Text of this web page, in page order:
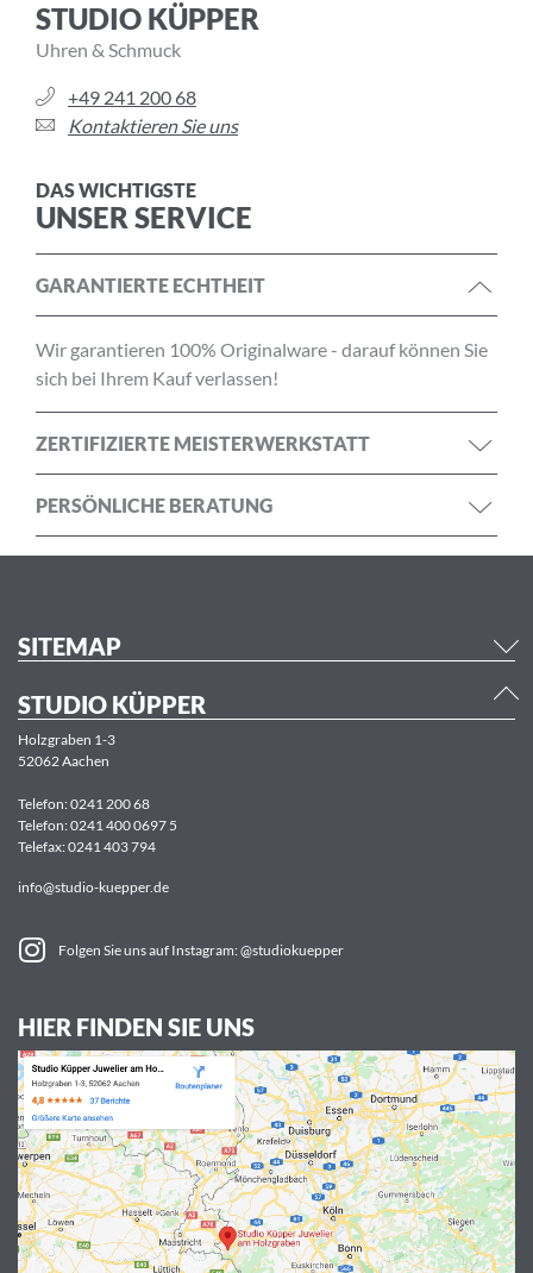
STUDIO KÜPPER
Uhren & Schmuck
+49 241 200 68
Kontaktieren Sie uns
DAS WICHTIGSTE
UNSER SERVICE
GARANTIERTE ECHTHEIT
Wir garantieren 100% Originalware - darauf können Sie
sich bei Ihrem Kauf verlassen!
ZERTIFIZIERTE MEISTERWERKSTATT
PERSÖNLICHE BERATUNG
SITEMAP
STUDIO KÜPPER
Holzgraben 1-3
52062 Aachen
Telefon:0241 200 68
Telefon:0241 400 0697 5
Telefax: 0241 403 794
info@studio-kuepper.de
Folgen Sie uns auf Instagram: @studiokuepper
HIER FINDEN SIE UNS